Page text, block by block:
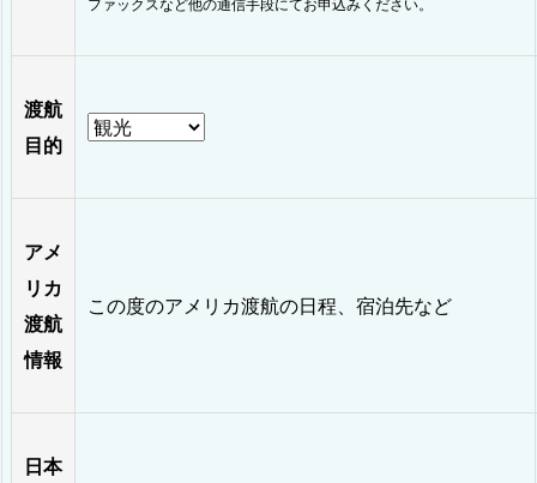
ファックスなど他の通信手段にてお申込みください。
渡航
目的
アメ
リカ
渡航
情報
この度のアメリカ渡航の日程、宿泊先など
日本